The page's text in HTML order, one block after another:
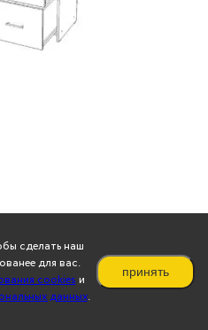
сделать наш
для вас.
cookiesи
данных.
принять